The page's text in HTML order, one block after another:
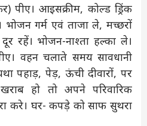
पीए। आइसक्रीम, कोल्ड ड्रिंक
गर्म एवं ताजा ले, मच्छरों
रहें। भोजन-नाश्ता हल्का ले।
वहन चलाते समय सावधानी
पहाड़, पेड़, ऊंची दीवारों, पर
हो तो अपने परिवारिक
करे। घर- कपड़े को साफ सुथरा